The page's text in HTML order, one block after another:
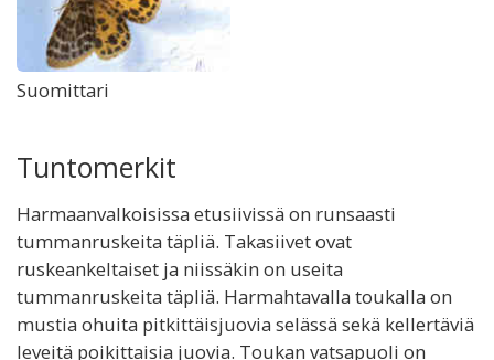
Suomittari
Tuntomerkit
Harmaanvalkoisissa etusiivissä on runsaasti
tummanruskeita täpliä. Takasiivet ovat
ruskeankeltaiset ja niissäkin on useita
tummanruskeita täpliä. Harmahtavalla toukalla on
mustia ohuita pitkittäisjuovia selässä sekä kellertäviä
leveitä poikittaisia juovia. Toukan vatsapuoli on